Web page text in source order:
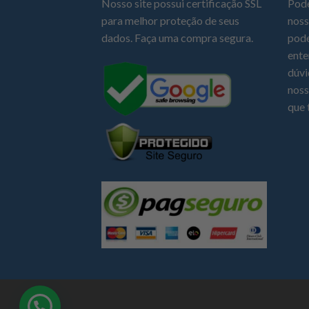
Nosso site possui certificação SSL
para melhor proteção de seus
dados. Faça uma compra segura.
que